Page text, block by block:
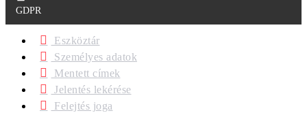
GDPR
Eszköztár
Személyes adatok
Mentett címek
Jelentés lekérése
Felejtés joga